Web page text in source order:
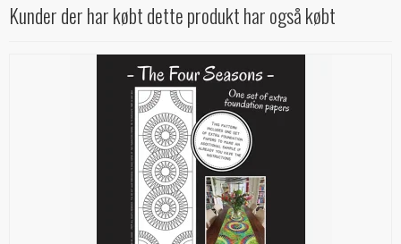
Kunder der har købt dette produkt har også købt